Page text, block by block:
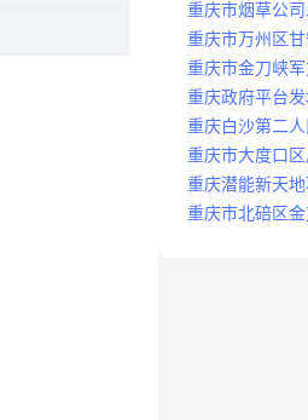
重庆市烟草公
标公告
重庆市万州区
重庆市金刀峡
重庆政府平台
重庆白沙第二
公告
重庆市大度口
重庆潜能新天
重庆市北碚区